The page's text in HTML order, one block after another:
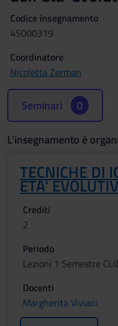
Codice insegnamento
4S000319
Coordinatore
Nicoletta Zerman
Seminari 0
L'insegnamento è
TECNICHE DI
ETA'
Crediti
2
Periodo
Lezioni 1 Semestre
Docenti
Margherita Viviani